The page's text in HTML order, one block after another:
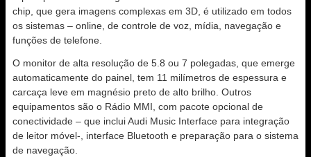
chip, que gera imagens complexas em 3D, é utilizado em todos
os sistemas – online, de controle de voz, mídia, navegação e
funções de telefone.
O monitor de alta resolução de 5.8 ou 7 polegadas, que emerge
automaticamente do painel, tem 11 milímetros de espessura e
carcaça leve em magnésio preto de alto brilho. Outros
equipamentos são o Rádio MMI, com pacote opcional de
conectividade – que inclui Audi Music Interface para integração
de leitor móvel-, interface Bluetooth e preparação para o sistema
de navegação.